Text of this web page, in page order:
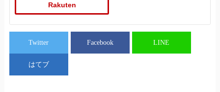
Rakuten
Twitter Facebook LINE
はてブ